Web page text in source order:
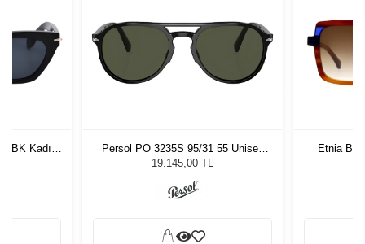
Kadın
Persol PO 3235S 95/31 55 Unisex
Güneş Gözlüğü
19.145,00 TL
Etnia